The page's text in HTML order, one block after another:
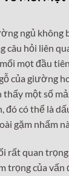
ngủ không
hỏi liên
mọt đầu
của giường
thấy một số
đó có thể là
gặm nhấm
rất quan
trọng của